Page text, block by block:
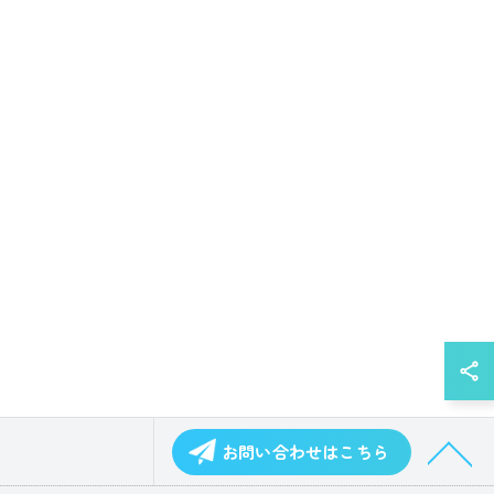
お問い合わせはこちら